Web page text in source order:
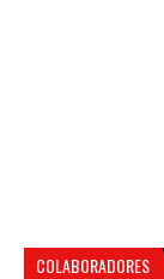
COLABORADORES